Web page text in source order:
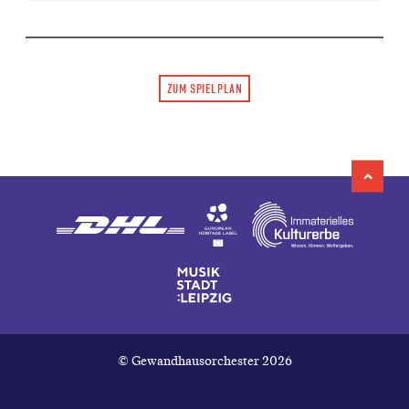
ZUM SPIELPLAN
© Gewandhausorchester 2026